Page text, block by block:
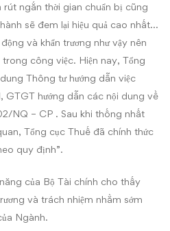
rút ngắn thời gian chuẩn bị cũng
sẽ đem lại hiệu quả cao nhất…
và khẩn trương như vậy nên
công việc. Hiện nay, Tổng
Thông tư hướng dẫn việc
GTGT hướng dẫn các nội dung về
NQ – CP . Sau khi thống nhất
Tổng cục Thuế đã chính thức
quy định”.
của Bộ Tài chính cho thấy
và trách nhiệm nhằm sớm
Ngành.